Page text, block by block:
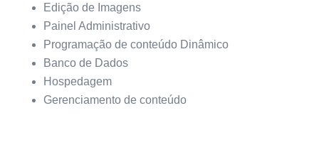
Edição de Imagens
Painel Administrativo
Programação de conteúdo Dinâmico
Banco de Dados
Hospedagem
Gerenciamento de conteúdo